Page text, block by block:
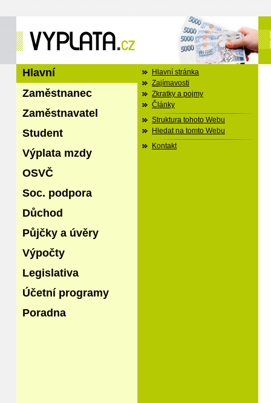
Hlavní
Zaměstnanec
Zaměstnavatel
Student
Výplata mzdy
OSVČ
Soc. podpora
Důchod
Půjčky a úvěry
Výpočty
Legislativa
Účetní programy
Poradna
Hlavní stránka
Zajímavosti
Zkratky a pojmy
Články
Struktura tohoto Webu
Hledat na tomto Webu
Kontakt